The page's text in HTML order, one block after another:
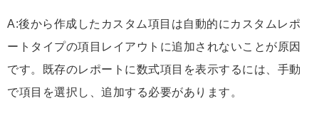
A:後から作成したカスタム項目は自動的にカスタムレポ
ートタイプの項目レイアウトに追加されないことが原因
です。既存のレポートに数式項目を表示するには、手動
で項目を選択し、追加する必要があります。